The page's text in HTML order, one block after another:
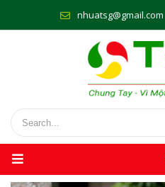
nhuatsg@gmail.com